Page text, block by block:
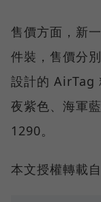
售價方面，新
件裝，售價分
設計的 AirTag
夜紫色、海軍
1290。
本文授權轉載自